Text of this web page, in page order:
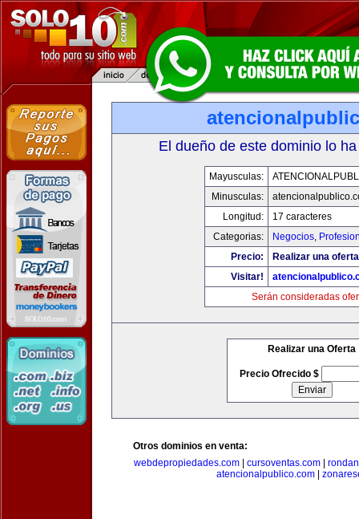
El dueño de este dominio lo
Mayusculas:
Minusculas:
Longitud:
17 caracteres
Categorias:
Negocios,
Precio:
Realizar una
Visitar!
Serán consideradas
Realizar una Oferta
Precio Ofrecido $
Otros dominios en venta:
webdepropiedades.com| cursoventas.com|
atencionalpublico.com